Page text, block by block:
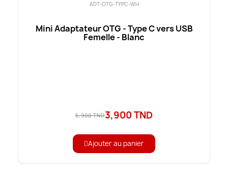
ADT-OTG-TYPC-WH
Mini Adaptateur OTG - Type C vers USB
Femelle - Blanc
5,900 TND3,900 TND
Ajouter au panier